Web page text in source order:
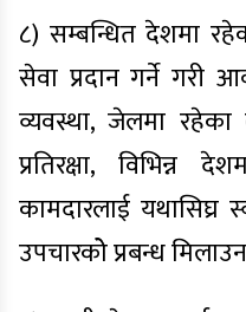
८) सम्बन्धित देशमा
सेवा प्रदान गर्ने गरी
व्यवस्था, जेलमा रहेका
प्रतिरक्षा, विभिन्न
कामदारलाई यथासिघ्र
उपचारकोे प्रबन्ध